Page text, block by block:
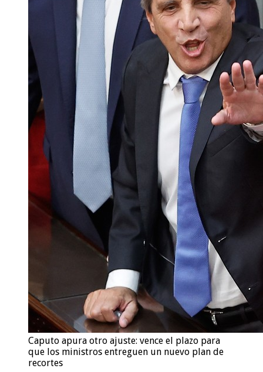
Caputo apura otro ajuste: vence el plazo para
que los ministros entreguen un nuevo plan de
recortes